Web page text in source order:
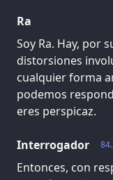
Ra
Soy Ra. Hay, por
distorsiones
cualquier forma
podemos
eres perspicaz.
Interrogador
Entonces, con